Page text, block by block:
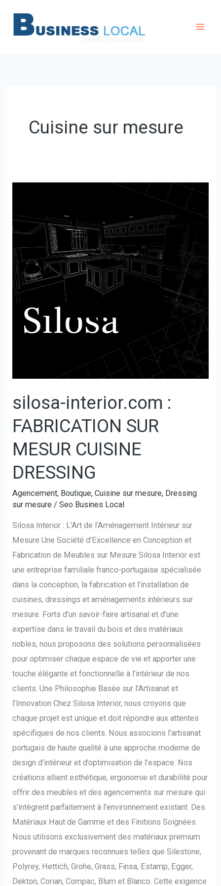
contenu
Cuisine sur mesure
silosa-interior.com :
FABRICATION SUR
MESUR CUISINE
DRESSING
Agencement, Boutique,Cuisine sur mesure, Dressing
sur mesure /Seo Busines Local
Silosa Interior : L’Art de l’Aménagement Intérieur sur
Mesure Une Société d’Excellence en Conception et
Fabrication de Meubles sur Mesure Silosa Interior est
une entreprise familiale franco-portugaise spécialisée
dans la conception, la fabrication et l’installation de
cuisines, dressings et aménagements intérieurs sur
mesure. Forts d’un savoir-faire artisanal et d’une
expertise dans le travail du bois et des matériaux
nobles, nous proposons des solutions personnalisées
pour optimiser chaque espace de vie et apporter une
touche élégante et fonctionnelle à l’intérieur de nos
clients. Une Philosophie Basée sur l’Artisanat et
l’Innovation Chez Silosa Interior, nous croyons que
chaque projet est unique et doit répondre aux attentes
spécifiques de nos clients. Nous associons l’artisanat
portugais de haute qualité à une approche moderne de
design d’intérieur et d’optimisation de l’espace. Nos
créations allient esthétique, ergonomie et durabilité pour
offrir des meubles et des agencements sur mesure qui
s’intègrent parfaitement à l’environnement existant. Des
Matériaux Haut de Gamme et des Finitions Soignées
Nous utilisons exclusivement des matériaux premium
provenant de marques reconnues telles que Silestone,
Polyrey, Hettich, Grohe, Grass, Finsa, Estamp, Egger,
Dekton, Corian, Compac, Blum et Blanco. Cette exigence
FABRICATION
SUR
MESUR
CUISINE
DRESSING